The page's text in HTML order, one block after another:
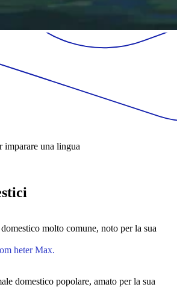
imparare una lingua
molto comune, noto per la sua
heter Max.
domestico popolare, amato per la sua